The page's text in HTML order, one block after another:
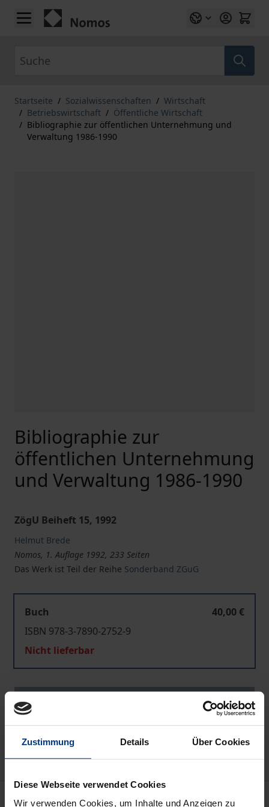
Zustimmung Details Über Cookies
Diese Webseite verwendet Cookies
Wir verwenden Cookies, um Inhalte und Anzeigen zu
Zum Inhalt springen
Startseite / Sozialwissenschaften / Wirtschaft
/ Betriebswirtschaft / Öffentliche Wirtschaft
/ Bibliographie zur öffentlichen Unternehmung und
Verwaltung 1986-1990
Bibliographie zur
öffentlichen Unternehmung
und Verwaltung 1986-1990
ZögU Beiheft 15, 1992
Helmut Brede
Nomos, 1. Auflage 1992, 233 Seiten
Das Werk ist Teil der Reihe Sonderband ZGuG
Buch
40,00 €
ISBN 978-3-7890-2752-9
Nicht lieferbar
Beschreibung